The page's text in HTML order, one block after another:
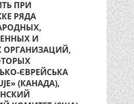
ПРИ
РЯДА
И
ОРГАНИЗАЦИЙ,
ЄВРЕЙСЬКА
(КАНАДА),